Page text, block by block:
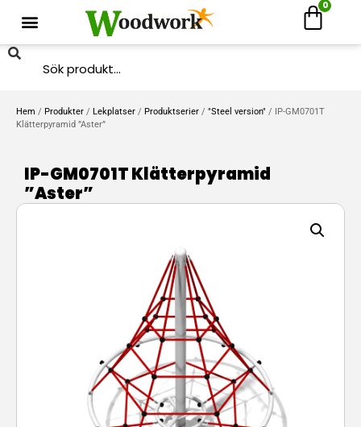
0
Hem / Produkter / Lekplatser / Produktserier / "Steel version" / IP-GM0701T
Klätterpyramid ”Aster”
IP-GM0701T Klätterpyramid
”Aster”